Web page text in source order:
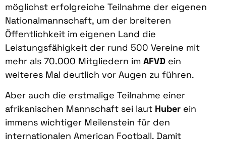
möglichst erfolgreiche Teilnahme der eigenen
Nationalmannschaft, um der breiteren
Öffentlichkeit im eigenen Land die
Leistungsfähigkeit der rund 500 Vereine mit
mehr als 70.000 Mitgliedern im AFVD ein
weiteres Mal deutlich vor Augen zu führen.
Aber auch die erstmalige Teilnahme einer
afrikanischen Mannschaft sei laut Huber ein
immens wichtiger Meilenstein für den
internationalen American Football. Damit